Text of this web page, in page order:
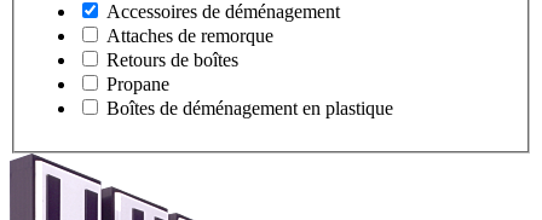
Accessoires de déménagement
Attaches de remorque
Retours de boîtes
Propane
Boîtes de déménagement en plastique